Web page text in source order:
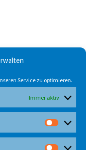
Service zu optimieren.
Immer aktiv